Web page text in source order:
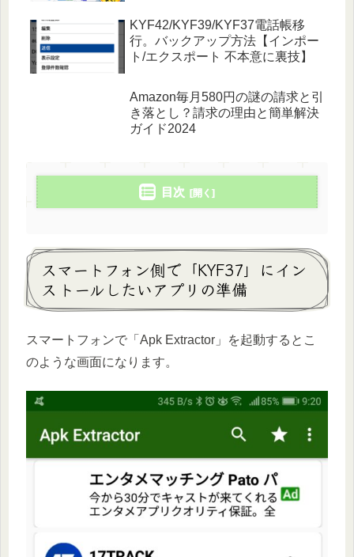
KYF42/KYF39/KYF37電話帳移
行。バックアップ方法【インポー
ト/エクスポート 不本意に裏技】
Amazon毎月580円の謎の請求と引
き落とし？請求の理由と簡単解決
ガイド2024
目次
スマートフォン側で「KYF37」にイン
ストールしたいアプリの準備
スマートフォンで「Apk Extractor」を起動するとこ
のような画面になります。